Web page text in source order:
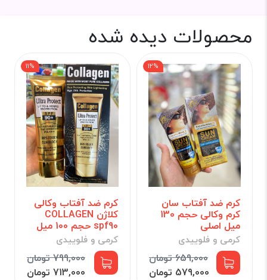
محصولات دیده شده
کرم ضد آفتاب سان
کرم وکالی حجم 130
میل اصلی
کرمی و فلوییدی
659,000 تومان
12%
579,000 تومان
کرم ضد آفتاب وکالی
کلاژن COLLAGEN
spf90 حجم 100 میل
کرمی و فلوییدی
799,000 تومان
11%
713,000 تومان